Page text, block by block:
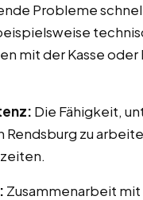
Probleme
mit der Kasse oder
Die Fähigkeit,
Rendsburg zu
Zusammenarbeit